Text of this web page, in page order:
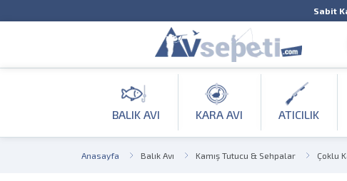
Sabit
BALIK AVI KARA AVI ATICILIK
Anasayfa Balık Avı Kamış Tutucu & Sehpalar Çoklu